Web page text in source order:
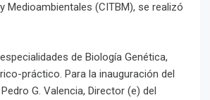
(CITBM), se realizó
de Biología Genética,
práctico. Para la inauguración del
G. Valencia, Director (e) del